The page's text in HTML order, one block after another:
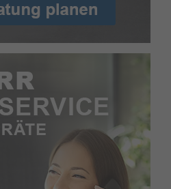
630 mm
True
2